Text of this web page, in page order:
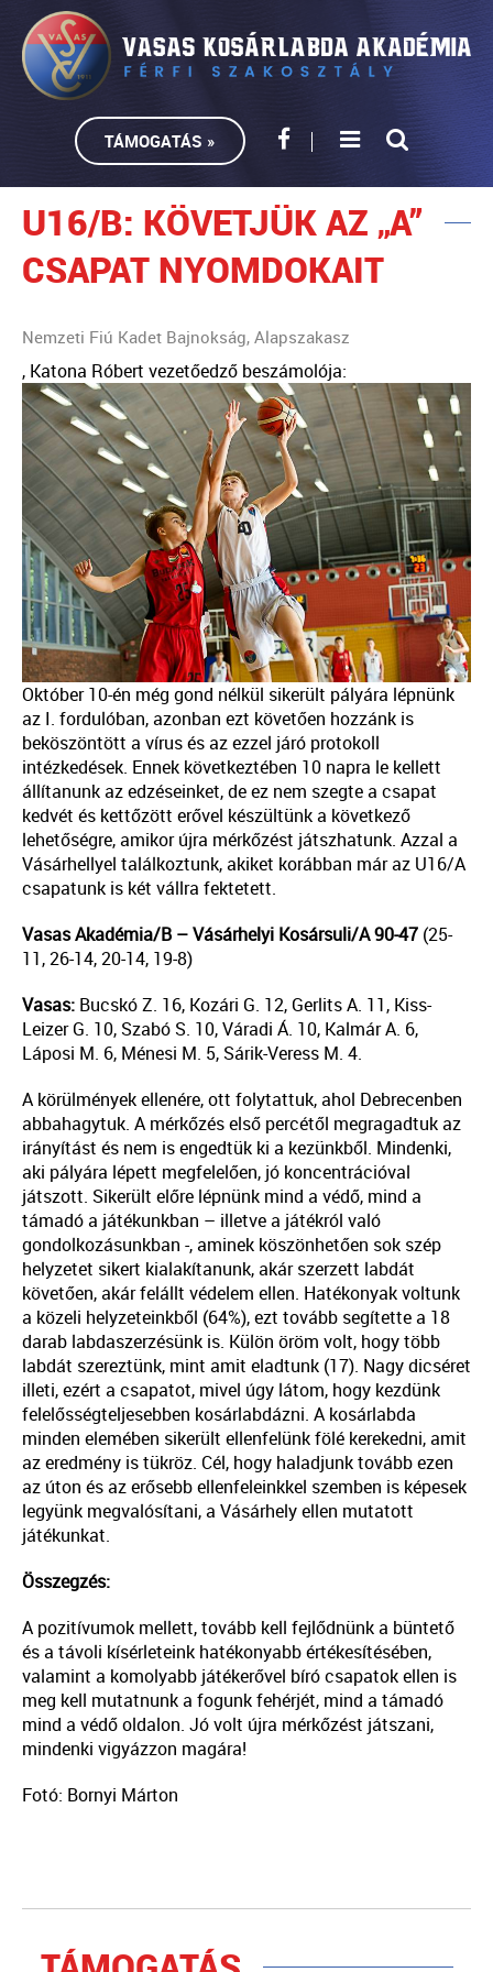
TÁMOGATÁS »
U16/B: KÖVETJÜK AZ „A”
CSAPAT NYOMDOKAIT
Nemzeti Fiú Kadet Bajnokság, Alapszakasz
, Katona Róbert vezetőedző beszámolója:
Október 10-én még gond nélkül sikerült pályára lépnünk
az I. fordulóban, azonban ezt követően hozzánk is
beköszöntött a vírus és az ezzel járó protokoll
intézkedések. Ennek következtében 10 napra le kellett
állítanunk az edzéseinket, de ez nem szegte a csapat
kedvét és kettőzött erővel készültünk a következő
lehetőségre, amikor újra mérkőzést játszhatunk. Azzal a
Vásárhellyel találkoztunk, akiket korábban már az U16/A
csapatunk is két vállra fektetett.
Vasas Akadémia/B – Vásárhelyi Kosársuli/A90-47 (25-
11, 26-14, 20-14, 19-8)
Vasas: Bucskó Z. 16, Kozári G. 12, Gerlits A. 11, Kiss-
Leizer G. 10, Szabó S. 10, Váradi Á. 10, Kalmár A. 6,
Láposi M. 6, Ménesi M. 5, Sárik-Veress M. 4.
A körülmények ellenére, ott folytattuk, ahol Debrecenben
abbahagytuk. A mérkőzés első percétől megragadtuk az
irányítást és nem is engedtük ki a kezünkből. Mindenki,
aki pályára lépett megfelelően, jó koncentrációval
játszott. Sikerült előre lépnünk mind a védő, mind a
támadó a játékunkban – illetve a játékról való
gondolkozásunkban -, aminek köszönhetően sok szép
helyzetet sikert kialakítanunk, akár szerzett labdát
követően, akár felállt védelem ellen. Hatékonyak voltunk
a közeli helyzeteinkből (64%), ezt tovább segítette a 18
darab labdaszerzésünk is. Külön öröm volt, hogy több
labdát szereztünk, mint amit eladtunk (17). Nagy dicséret
illeti, ezért a csapatot, mivel úgy látom, hogy kezdünk
felelősségteljesebben kosárlabdázni. A kosárlabda
minden elemében sikerült ellenfelünk fölé kerekedni, amit
az eredmény is tükröz. Cél, hogy haladjunk tovább ezen
az úton és az erősebb ellenfeleinkkel szemben is képesek
legyünk megvalósítani, a Vásárhely ellen mutatott
játékunkat.
Összegzés:
A pozitívumok mellett, tovább kell fejlődnünk a büntető
és a távoli kísérleteink hatékonyabb értékesítésében,
valamint a komolyabb játékerővel bíró csapatok ellen is
meg kell mutatnunk a fogunk fehérjét, mind a támadó
mind a védő oldalon. Jó volt újra mérkőzést játszani,
mindenki vigyázzon magára!
Fotó: Bornyi Márton